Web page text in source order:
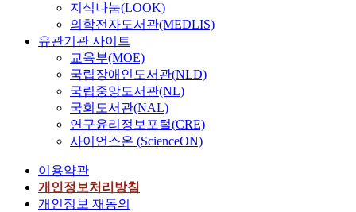
지식나눔(LOOK)
의학전자도서관(MEDLIS)
유관기관 사이트
교육부(MOE)
국립장애인도서관(NLD)
국립중앙도서관(NL)
국회도서관(NAL)
연구윤리정보포털(CRE)
사이언스온 (ScienceON)
이용약관
개인정보처리방침
개인정보 재동의